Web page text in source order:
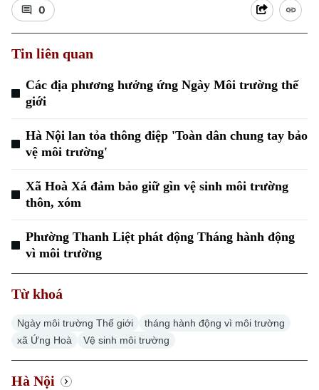
0
Tin liên quan
Các địa phương hưởng ứng Ngày Môi trường thế
giới
Hà Nội lan tỏa thông điệp 'Toàn dân chung tay bảo
vệ môi trường'
Xã Hoà Xá đảm bảo giữ gìn vệ sinh môi trường
thôn, xóm
Phường Thanh Liệt phát động Tháng hành động
vì môi trường
Từ khoá
Ngày môi trường Thế giới
tháng hành động vì môi trường
xã Ứng Hoà
Vệ sinh môi trường
Hà Nội